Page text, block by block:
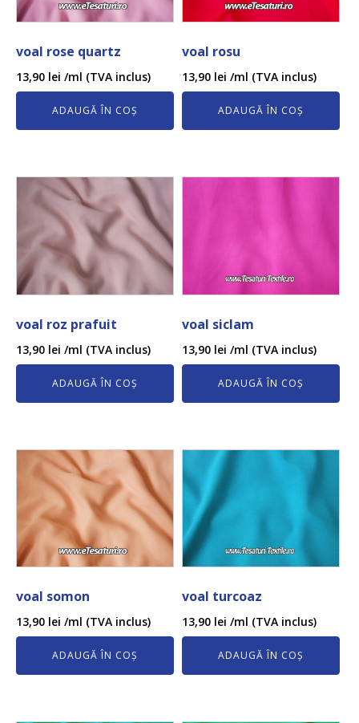
voal rose quartz
13,90 lei /ml (TVA inclus)
ADAUGĂ ÎN COȘ
voal rosu
13,90 lei /ml (TVA inclus)
ADAUGĂ ÎN COȘ
voal roz prafuit
13,90 lei /ml (TVA inclus)
ADAUGĂ ÎN COȘ
voal siclam
13,90 lei /ml (TVA inclus)
ADAUGĂ ÎN COȘ
voal somon
13,90 lei /ml (TVA inclus)
ADAUGĂ ÎN COȘ
voal turcoaz
13,90 lei /ml (TVA inclus)
ADAUGĂ ÎN COȘ